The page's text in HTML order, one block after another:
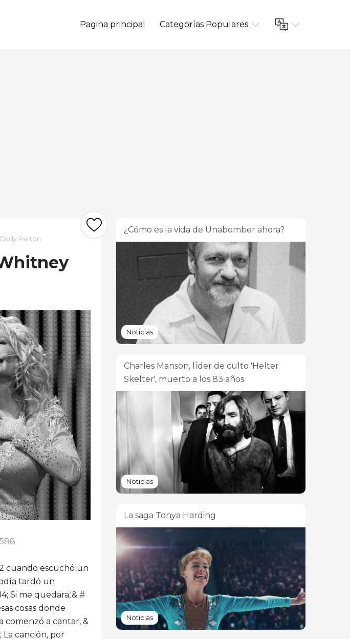
Pagina principal Categorías Populares
Parton
588
cuando escuchó un
tardó un
Si me quedara,'& #
cosas donde
comenzó a cantar, &
La canción, por
¿Cómo es la vida de Unabomber ahora?
Noticias
Charles Manson, líder de culto 'Helter
Skelter', muerto a los 83 años
Noticias
La saga Tonya Harding
Noticias